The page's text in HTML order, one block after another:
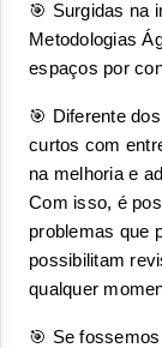
🎯 Surgidas na
Metodologias
espaços por
🎯 Diferente
curtos com
na melhoria e
Com isso, é
problemas que
possibilitam
qualquer
🎯 Se